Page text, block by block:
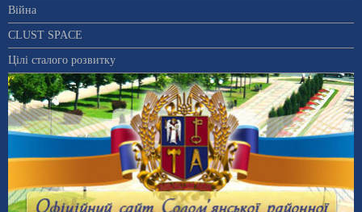
Війна
CLUST SPACE
Цілі сталого розвитку